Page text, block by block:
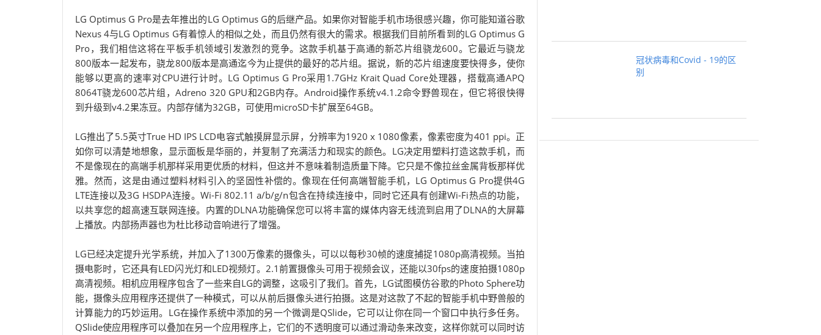
LG Optimus G Pro是去年推出的LG Optimus G的后继产品。如果你对智能手机市场很感兴趣，你可能知道谷歌
Nexus 4与LG Optimus G有着惊人的相似之处，而且仍然有很大的需求。根据我们目前所看到的LG Optimus G
Pro，我们相信这将在平板手机领域引发激烈的竞争。这款手机基于高通的新芯片组骁龙600。它最近与骁龙
800版本一起发布，骁龙800版本是高通迄今为止提供的最好的芯片组。据说，新的芯片组速度要快得多，使你
能够以更高的速率对CPU进行计时。LG Optimus G Pro采用1.7GHz Krait Quad Core处理器，搭载高通APQ
8064T骁龙600芯片组，Adreno 320 GPU和2GB内存。Android操作系统v4.1.2命令野兽现在，但它将很快得
到升级到v4.2果冻豆。内部存储为32GB，可使用microSD卡扩展至64GB。
LG推出了5.5英寸True HD IPS LCD电容式触摸屏显示屏，分辨率为1920 x 1080像素，像素密度为401 ppi。正
如你可以清楚地想象，显示面板是华丽的，并复制了充满活力和现实的颜色。LG决定用塑料打造这款手机，而
不是像现在的高端手机那样采用更优质的材料，但这并不意味着制造质量下降。它只是不像拉丝金属背板那样优
雅。然而，这是由通过塑料材料引入的坚固性补偿的。像现在任何高端智能手机，LG Optimus G Pro提供4G
LTE连接以及3G HSDPA连接。Wi-Fi 802.11 a/b/g/n包含在持续连接中，同时它还具有创建Wi-Fi热点的功能，
以共享您的超高速互联网连接。内置的DLNA功能确保您可以将丰富的媒体内容无线流到启用了DLNA的大屏幕
上播放。内部扬声器也为杜比移动音响进行了增强。
LG已经决定提升光学系统，并加入了1300万像素的摄像头，可以以每秒30帧的速度捕捉1080p高清视频。当拍
摄电影时，它还具有LED闪光灯和LED视频灯。2.1前置摄像头可用于视频会议，还能以30fps的速度拍摄1080p
高清视频。相机应用程序包含了一些来自LG的调整，这吸引了我们。首先，LG试图模仿谷歌的Photo Sphere功
能，摄像头应用程序还提供了一种模式，可以从前后摄像头进行拍摄。这是对这款了不起的智能手机中野兽般的
计算能力的巧妙运用。LG在操作系统中添加的另一个微调是QSlide，它可以让你在同一个窗口中执行多任务。
QSlide使应用程序可以叠加在另一个应用程序上，它们的不透明度可以通过滑动条来改变，这样你就可以同时访
冠状病毒和Covid - 19的区
别